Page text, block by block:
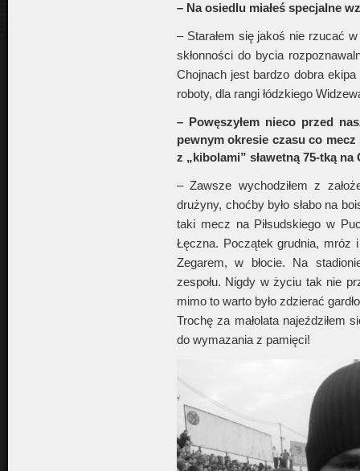
– Na osiedlu miałeś specjalne
– Starałem się jakoś nie rzucać
skłonności do bycia
Chojnach jest bardzo dobra ekipa
roboty, dla rangi łódzkiego
– Powęszyłem nieco przed
pewnym okresie czasu co mecz
z „kibolami” sławetną 75-tką na
– Zawsze wychodziłem z
drużyny, choćby było słabo na
taki mecz na Piłsudskiego w
Łęczna. Początek grudnia, mróz
Zegarem, w błocie. Na
zespołu. Nigdy w życiu tak nie
mimo to warto było zdzierać
Trochę za małolata najeździłem
do wymazania z pamięci!